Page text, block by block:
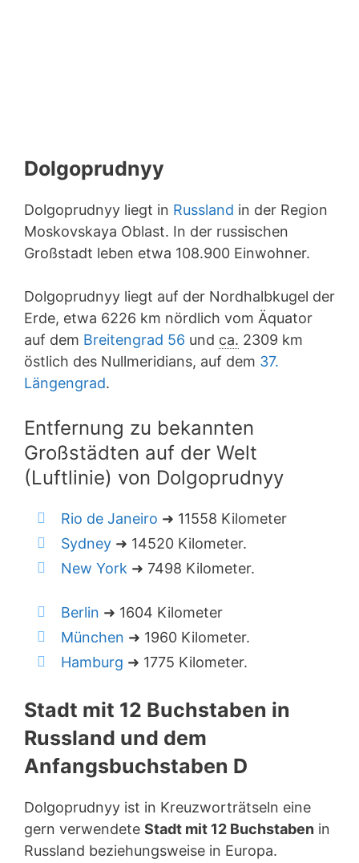
Dolgoprudnyy
Dolgoprudnyy liegt in Russland in der Region
Moskovskaya Oblast. In der russischen
Großstadt leben etwa 108.900 Einwohner.
Dolgoprudnyy liegt auf der Nordhalbkugel der
Erde, etwa 6226 km nördlich vom Äquator
auf dem Breitengrad 56 und ca. 2309 km
östlich des Nullmeridians, auf dem 37.
Längengrad.
Entfernung zu bekannten
Großstädten auf der Welt
(Luftlinie) von Dolgoprudnyy
Rio de Janeiro ➜ 11558 Kilometer
Sydney ➜ 14520 Kilometer.
New York ➜ 7498 Kilometer.
Berlin ➜ 1604 Kilometer
München ➜ 1960 Kilometer.
Hamburg ➜ 1775 Kilometer.
Stadt mit 12 Buchstaben in
Russland und dem
Anfangsbuchstaben D
Dolgoprudnyy ist in Kreuzworträtseln eine
gern verwendete Stadt mit 12 Buchstaben in
Russland beziehungsweise in Europa.